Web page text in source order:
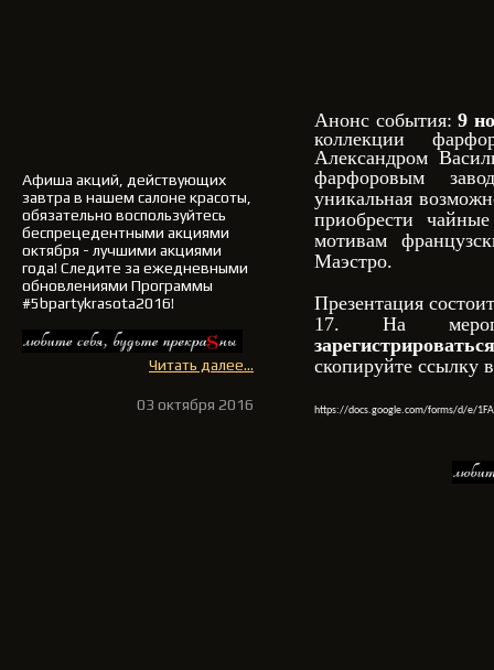
Афиша акций, действующих
завтра в нашем салоне красоты,
обязательно воспользуйтесь
беспрецедентными акциями
октября - лучшими акциями
года! Следите за ежедневными
обновлениями Программы
#5bpartykrasota2016!
Читать далее...
03 октября 2016
Анонс события:9
коллекции
Александром
фарфоровым
уникальная
приобрести
мотивам
Маэстро.
Презентация
17. На
скопируйте ссылку
https://docs.google.com/forms/d/e/